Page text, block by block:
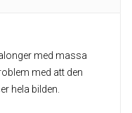
med massa
med att den
hela bilden.